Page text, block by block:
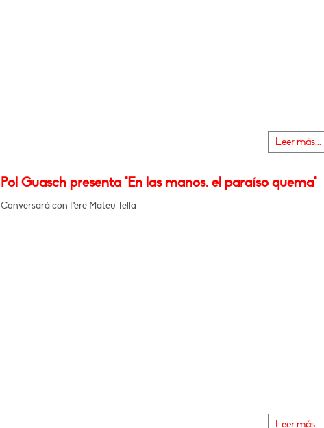
Leer más...
Pol Guasch presenta "En las manos, el paraíso quema"
Conversará con Pere Mateu Tella
Leer más...